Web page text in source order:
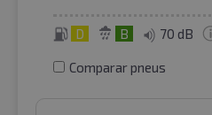
D B 70 dB
Comparar pneus